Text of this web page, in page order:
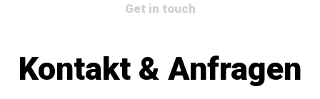
Get in touch
Kontakt & Anfragen